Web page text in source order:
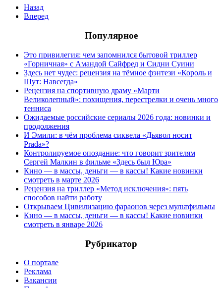
Назад
Вперед
Популярное
Это привилегия: чем запомнился бытовой триллер
«Горничная» с Амандой Сайфред и Сидни Суини
Здесь нет чудес: рецензия на тёмное фэнтези «Король и
Шут: Навсегда»
Рецензия на спортивную драму «Марти
Великолепный»: похищения, перестрелки и очень много
тенниса
Ожидаемые российские сериалы 2026 года: новинки и
продолжения
И Эмили: в чём проблема сиквела «Дьявол носит
Prada»?
Контролируемое опоздание: что говорит зрителям
Сергей Малкин в фильме «Здесь был Юра»
Кино — в массы, деньги — в кассы! Какие новинки
смотреть в марте 2026
Рецензия на триллер «Метод исключения»: пять
способов найти работу
Открываем Цивилизацию фараонов через мультфильмы
Кино — в массы, деньги — в кассы! Какие новинки
смотреть в январе 2026
Рубрикатор
О портале
Реклама
Вакансии